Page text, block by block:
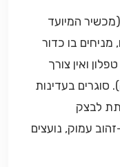
המיועד
מניחים בו כדור
ואין צורך
בעדינות
כדי לתת לבצק
עמוק, נועצים